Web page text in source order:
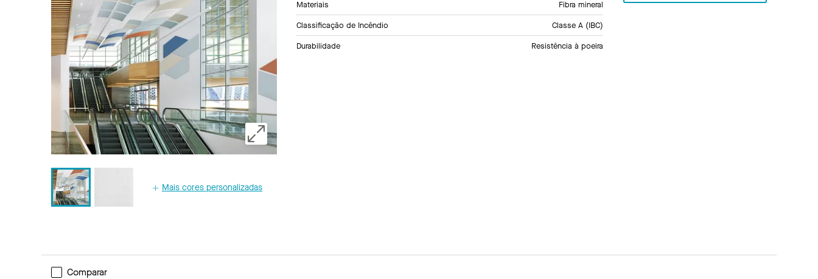
Mais cores personalizadas
Materiais
Fibra mineral
Classificação de Incêndio
Classe A (IBC)
Durabilidade
Resistência à poeira
Comparar